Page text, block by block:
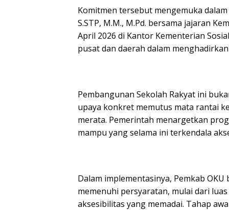
Komitmen tersebut mengemuka
S.STP, M.M., M.Pd. bersama jajaran
April 2026 di Kantor Kementerian
pusat dan daerah dalam
Pembangunan Sekolah Rakyat ini
upaya konkret memutus mata rantai
merata. Pemerintah menargetkan
mampu yang selama ini terkendala
Dalam implementasinya, Pemkab
memenuhi persyaratan, mulai dari
aksesibilitas yang memadai. Tahap